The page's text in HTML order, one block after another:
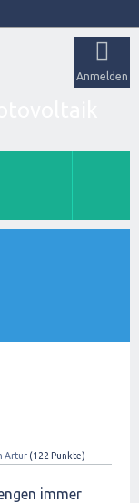
Anmelden
Artur (122 Punkte)
immer